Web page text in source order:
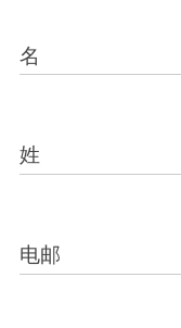
名
姓
电邮